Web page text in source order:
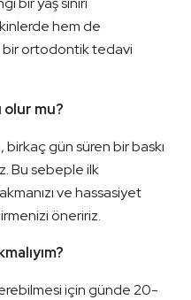
hem de
ortodontik tedavi
mu?
birkaç gün süren bir baskı
Bu sebeple ilk
ve hassasiyet
öneririz.
için günde 20-